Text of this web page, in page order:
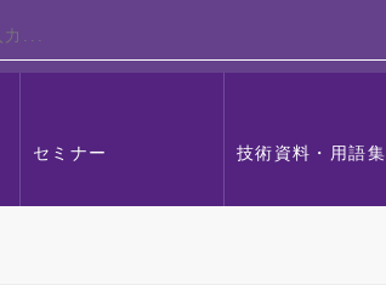
セミナー 技術資料・用語集